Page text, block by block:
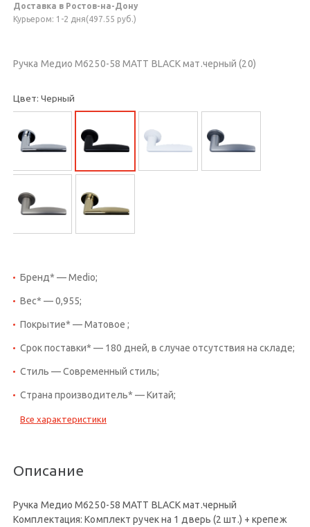
Доставка в Ростов-на-Дону
Курьером: 1-2 дня(497.55 руб.)
Ручка Медио M6250-58 MATT BLACK мат.черный (20)
Цвет: Черный
Бренд* — Medio;
Вес* — 0,955;
Покрытие* — Матовое ;
Срок поставки* — 180 дней, в случае отсутствия на складе;
Стиль — Современный стиль;
Страна производитель* — Китай;
Все характеристики
Описание
Ручка Медио M6250-58 MATT BLACK мат.черный
Комплектация: Комплект ручек на 1 дверь (2 шт.) + крепеж